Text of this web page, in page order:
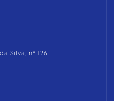
Silva, nº 126